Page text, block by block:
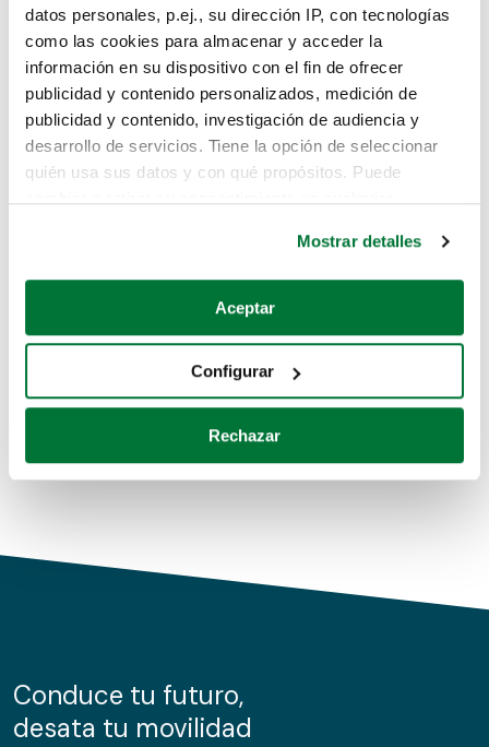
datos personales, p.ej., su dirección IP, con tecnologías
como las cookies para almacenar y acceder la
información en su dispositivo con el fin de ofrecer
publicidad y contenido personalizados, medición de
publicidad y contenido, investigación de audiencia y
desarrollo de servicios. Tiene la opción de seleccionar
quién usa sus datos y con qué propósitos. Puede
Si lo permite, también quisiéramos:
Recopilar información sobre su ubicación geográfica
Identificar su dispositivo analizándolo activamente
para buscar características específicas (huellas
Obtenga más información sobre cómo se procesan sus
de cookies.
información sobre el uso que haga del sitio web con
nuestros partners de redes sociales, publicidad y análisis
Mostrar detalles
Aceptar
Configurar
Rechazar
Lo sentimos, no sabemos como
te hemos traido hasta aquí.
Pero puedes encontrar el coche que estás
buscando en alguno de estos enlaces:
Coches de segunda mano
Coches de km0
Conduce tu futuro,
desata tu movilidad